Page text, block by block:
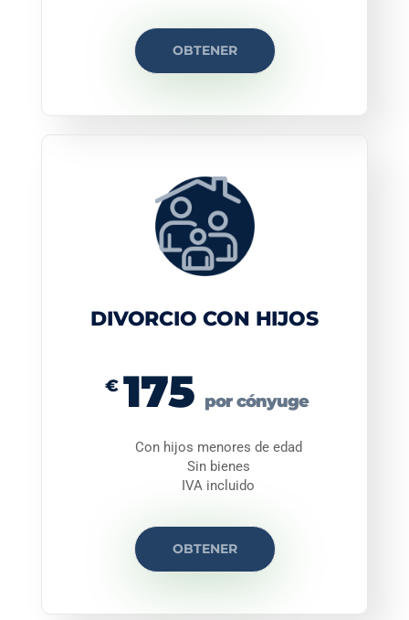
OBTENER
DIVORCIO CON HIJOS
€ 175 por cónyuge
Con hijos menores de edad
Sin bienes
IVA incluido
OBTENER